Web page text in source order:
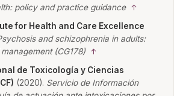
policy and practice guidance ↑
for Health and Care Excellence
and schizophrenia in adults:
(CG178) ↑
de Toxicología y Ciencias
(2020). Servicio de Información